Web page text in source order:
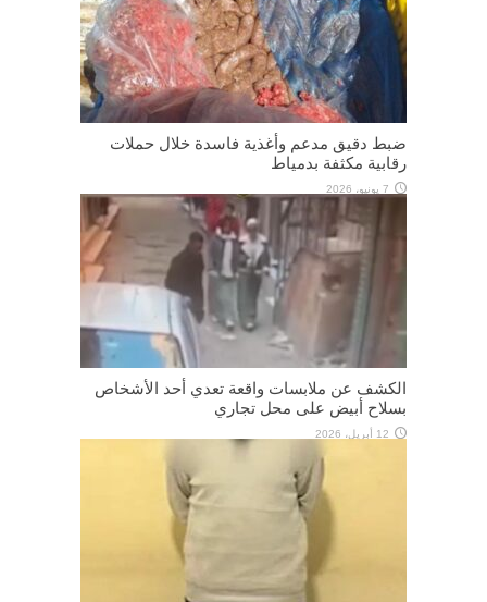
ضبط دقيق مدعم وأغذية فاسدة خلال حملات
رقابية مكثفة بدمياط
7 يونيو، 2026
الكشف عن ملابسات واقعة تعدي أحد الأشخاص
بسلاح أبيض على محل تجاري
12 أبريل، 2026